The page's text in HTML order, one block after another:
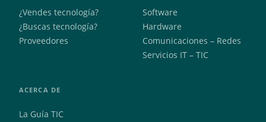
¿Vendes tecnología?
¿Buscas tecnología?
Proveedores
Software
Hardware
Comunicaciones – Redes
Servicios IT – TIC
ACERCA DE
La Guía TIC